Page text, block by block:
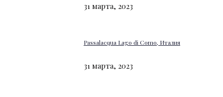
31 марта, 2023
Passalacqua Lago di Como, Италия
31 марта, 2023